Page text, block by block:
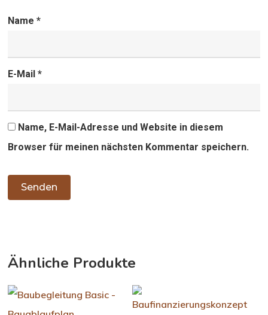
Name*
E-Mail*
Name, E-Mail-Adresse und Website in diesem
Browser für meinen nächsten Kommentar speichern.
Ähnliche Produkte